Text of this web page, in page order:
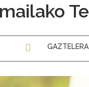
GAZTELERA